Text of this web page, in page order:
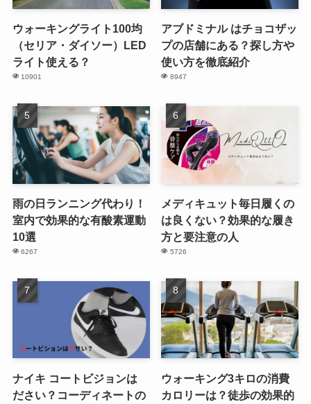
ウォーキングライト100均
（セリア・ダイソー）LED
ライト使える？
10901
アブドミナル はチョコザッ
プの店舗にある？探し方や
使い方を徹底紹介
8947
雨の日ランニング代わり！
室内で効果的な有酸素運動
10選
6267
メディキュット毎日履くの
は良くない？効果的な履き
方と要注意の人
5726
ナイキ コートビジョンは
ださい？コーディネートの
ウォーキング3キロの消費
カロリーは？徒歩の効果的